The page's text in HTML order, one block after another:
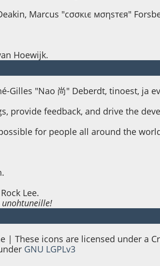
Marcus "cσσкιє мσηѕтєя"
Hoewijk.
Gilles "Nao 尚" Deberdt, tinoest, ja
provide feedback, and drive the
for people all around the
Lee.
| These icons are licensed under a
GNU LGPLv3